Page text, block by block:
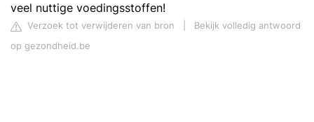
veel nuttige voedingsstoffen!
Verzoek tot verwijderen van bron
Bekijk volledig antwoord
op gezondheid.be